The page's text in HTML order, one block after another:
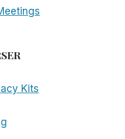
Kits